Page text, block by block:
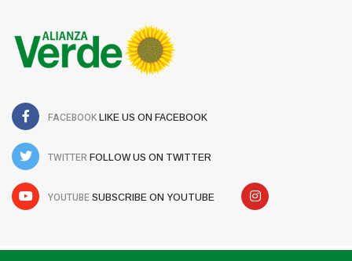
FACEBOOK LIKE US ON FACEBOOK
TWITTER FOLLOW US ON TWITTER
YOUTUBE SUBSCRIBE ON YOUTUBE